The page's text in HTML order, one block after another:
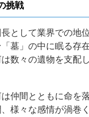
挑戦
として業界での地
墓」の中に眠る存
数々の遺物を支配
仲間とともに命を
様々な感情が渦巻